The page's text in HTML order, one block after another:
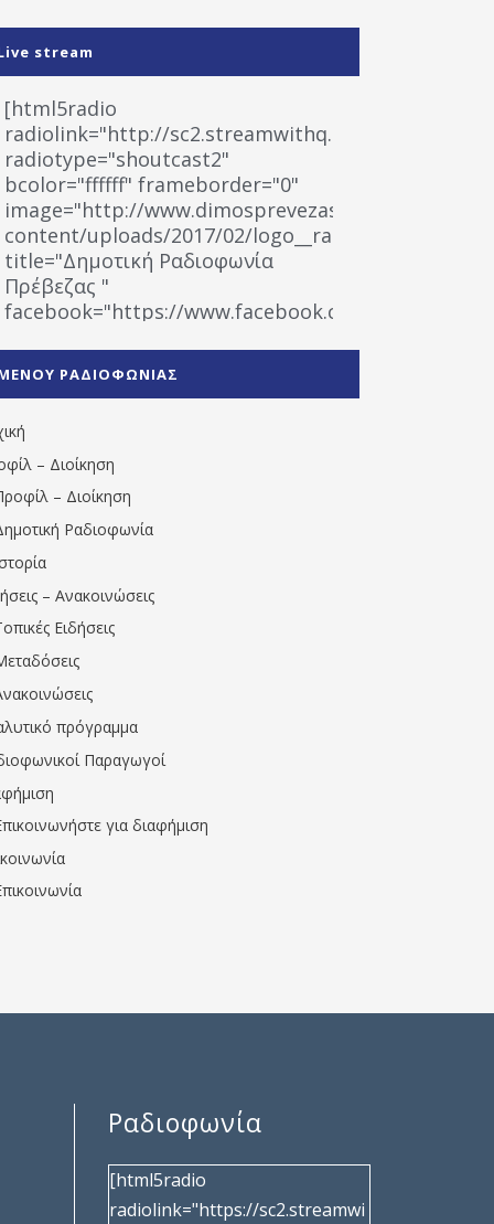
stream
[html5radio
radiolink="http://sc2.streamwithq.com:8028/
radiotype="shoutcast2"
bcolor="ffffff" frameborder="0"
image="http://www.dimosprevezas.gr/wp-
content/uploads/2017/02/logo__radiofonias.jpg"
title="Δημοτική Ραδιοφωνία
Πρέβεζας "
facebook="https://www.facebook.com/
1531194763766854/" artist="" ]
ΡΑΔΙΟΦΩΝΙΑΣ
– Διοίκηση
– Διοίκηση
Ραδιοφωνία
– Ανακοινώσεις
Ειδήσεις
πρόγραμμα
Παραγωγοί
για διαφήμιση
Ραδιοφωνία
[html5radio
radiolink="https://sc2.streamwi